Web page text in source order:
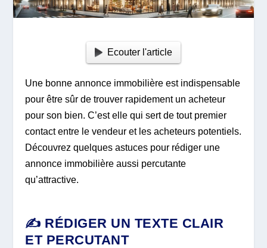
Ecouter l'article
Une bonne annonce immobilière est indispensable
pour être sûr de trouver rapidement un acheteur
pour son bien. C’est elle qui sert de tout premier
contact entre le vendeur et les acheteurs potentiels.
Découvrez quelques astuces pour rédiger une
annonce immobilière aussi percutante
qu’attractive.
✍️ RÉDIGER UN TEXTE CLAIR
ET PERCUTANT